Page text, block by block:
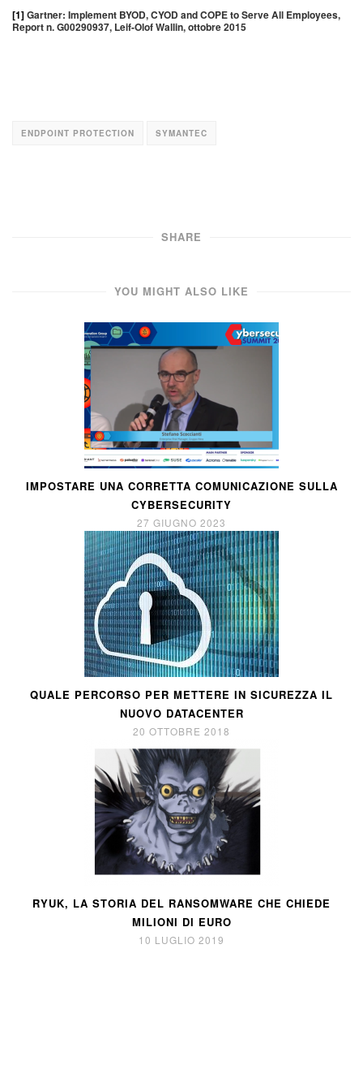
[1]Gartner: Implement BYOD, CYOD and COPE to Serve All Employees,
Report n. G00290937, Leif-Olof Wallin, ottobre 2015
ENDPOINT PROTECTION SYMANTEC
SHARE
YOU MIGHT ALSO LIKE
IMPOSTARE UNA CORRETTA COMUNICAZIONE SULLA
CYBERSECURITY
27 GIUGNO 2023
QUALE PERCORSO PER METTERE IN SICUREZZA IL
NUOVO DATACENTER
20 OTTOBRE 2018
RYUK, LA STORIA DEL RANSOMWARE CHE CHIEDE
MILIONI DI EURO
10 LUGLIO 2019